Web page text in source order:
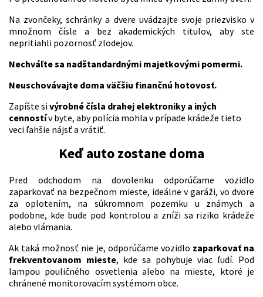
Na zvončeky, schránky a dvere uvádzajte svoje priezvisko v
množnom čísle a bez akademických titulov, aby ste
nepritiahli pozornosť zlodejov.
Nechváľte sa nadštandardnými majetkovými pomermi.
Neuschovávajte doma väčšiu finančnú hotovosť.
Zapíšte sivýrobné čísla drahej elektroniky a iných
cennostív byte, aby polícia mohla v prípade krádeže tieto
veci ľahšie nájsť a vrátiť.
Keď auto zostane doma
Pred odchodom na dovolenku odporúčame vozidlo
zaparkovať na bezpečnom mieste, ideálne v garáži, vo dvore
za oplotením, na súkromnom pozemku u známych a
podobne, kde bude pod kontrolou a zníži sa riziko krádeže
alebo vlámania.
Ak taká možnosť nie je, odporúčame vozidlo zaparkovať na
frekventovanom mieste, kde sa pohybuje viac ľudí. Pod
lampou pouličného osvetlenia alebo na mieste, ktoré je
chránené monitorovacím systémom obce.